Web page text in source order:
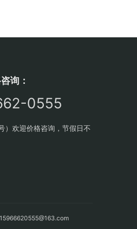
询：
0555
）欢迎价格咨询，节假日不